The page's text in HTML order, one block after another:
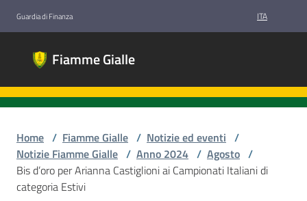
Guardia di Finanza ITA
Fiamme Gialle
Gialle
Gruppi
Sportivi
Finanza
Chi
Home / Fiamme Gialle / Notizie ed eventi /
Notizie Fiamme Gialle / Anno 2024 / Agosto /
Bis d’oro per Arianna Castiglioni ai Campionati Italiani di
categoria Estivi